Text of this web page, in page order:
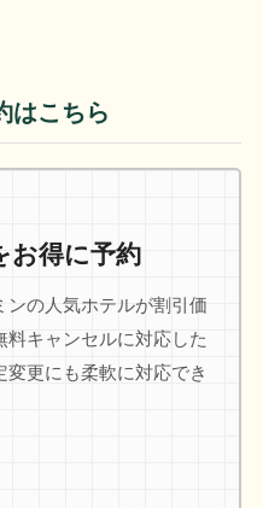
はこちら
お得に予約
ンの人気ホテルが割引価
キャンセルに対応した
更にも柔軟に対応でき